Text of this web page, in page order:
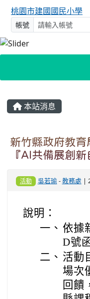
桃園市建國國民小學
帳號
主內容區域
本站消息
新竹縣政府教
『AI共備展創
活動 吳若瑜-教務處 |
說明：
一、 依據
D號
二、 活動
場次
回饋